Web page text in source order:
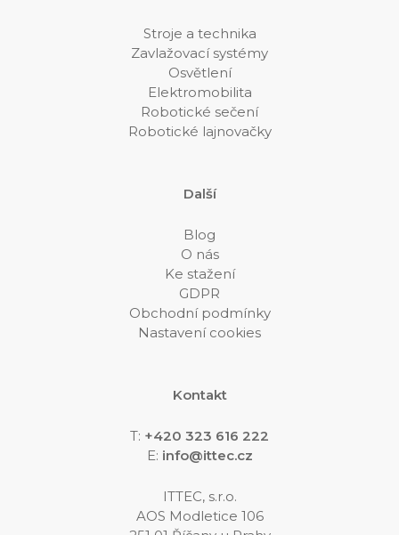
Stroje a technika
Zavlažovací systémy
Osvětlení
Elektromobilita
Robotické sečení
Robotické lajnovačky
Další
Blog
O nás
Ke stažení
GDPR
Obchodní podmínky
Nastavení cookies
Kontakt
T: +420 323 616 222
E: info@ittec.cz
ITTEC, s.r.o.
AOS Modletice 106